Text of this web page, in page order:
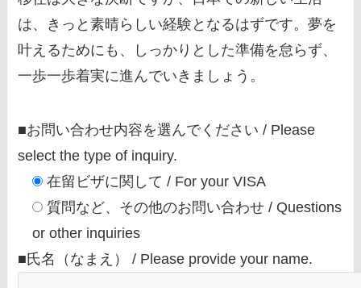
は、きっと素晴らしい経験となるはずです。夢を
叶えるためにも、しっかりとした準備を怠らず、
一歩一歩着実に進んでいきましょう。
■お問い合わせ内容を選んでください / Please
select the type of inquiry.
在留ビザに関して / For your VISA
質問など、その他のお問い合わせ / Questions
or other inquiries
■氏名（なまえ） / Please provide your name.